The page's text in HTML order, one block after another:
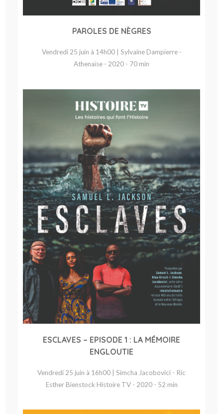
PAROLES DE NÈGRES
Vendredi 25 juin à 14h00 | Sylvaine Dampierre -
Athenaïse - 2020 - 70 min
ESCLAVES – EPISODE 1 : LA MÉMOIRE
ENGLOUTIE
Vendredi 25 juin à 16h00 | Simcha Jacobovici - Ric
Esther Bienstock Histoire TV - 2020 - 52 min